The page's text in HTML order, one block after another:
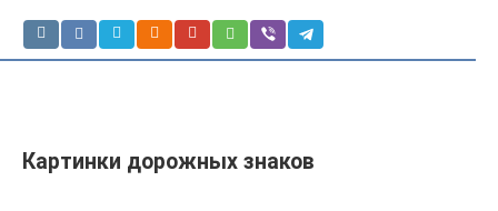
Картинки дорожных знаков